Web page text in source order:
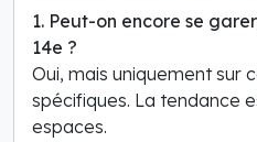
1. Peut-on encore se
14e ?
Oui, mais uniquement sur
spécifiques. La tendance
espaces.